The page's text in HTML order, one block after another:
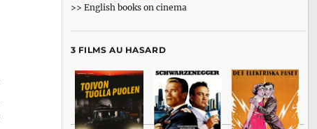
>> English books on cinema
3 FILMS AU HASARD